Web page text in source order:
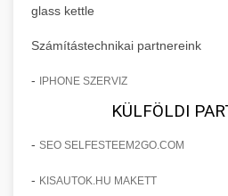
glass kettle
Számítástechnikai partnereink
- IPHONE SZERVIZ
KÜLFÖLDI
- SEO SELFESTEEM2GO.COM
- KISAUTOK.HU MAKETT